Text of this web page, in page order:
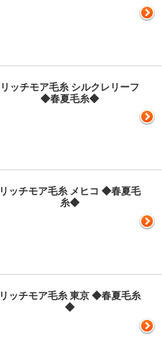
リッチモア毛糸 シルクレリーフ
◆春夏毛糸◆
リッチモア毛糸 メヒコ ◆春夏毛
糸◆
リッチモア毛糸 東京 ◆春夏毛糸
◆